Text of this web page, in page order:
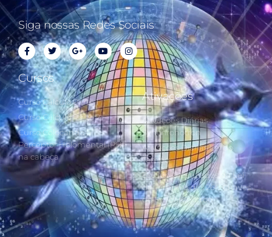
Siga nossas Redes Sociais
Cursos
Curso Cálculo Parte 1
Curso Cálculo Parte 2
Curso Colocando o
Perceptor Holomental (PH)
na cabeça
Ativações
Ativações Diárias
Synchronotron
Ativações Diárias Lei do
Tempo
Estudos Postulados da Lei
do Tempo e das 260 Chaves
do Synchronotron